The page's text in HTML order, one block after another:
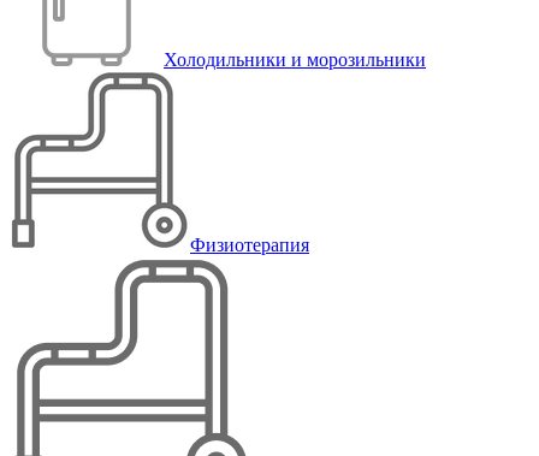
Холодильники и морозильники
Физиотерапия